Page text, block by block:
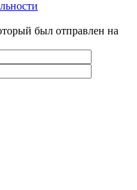
был отправлен на